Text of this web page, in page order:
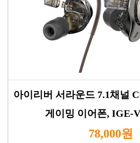
아이리버 서라운드 7.1채널
게이밍 이어폰, IGE-
78,000원